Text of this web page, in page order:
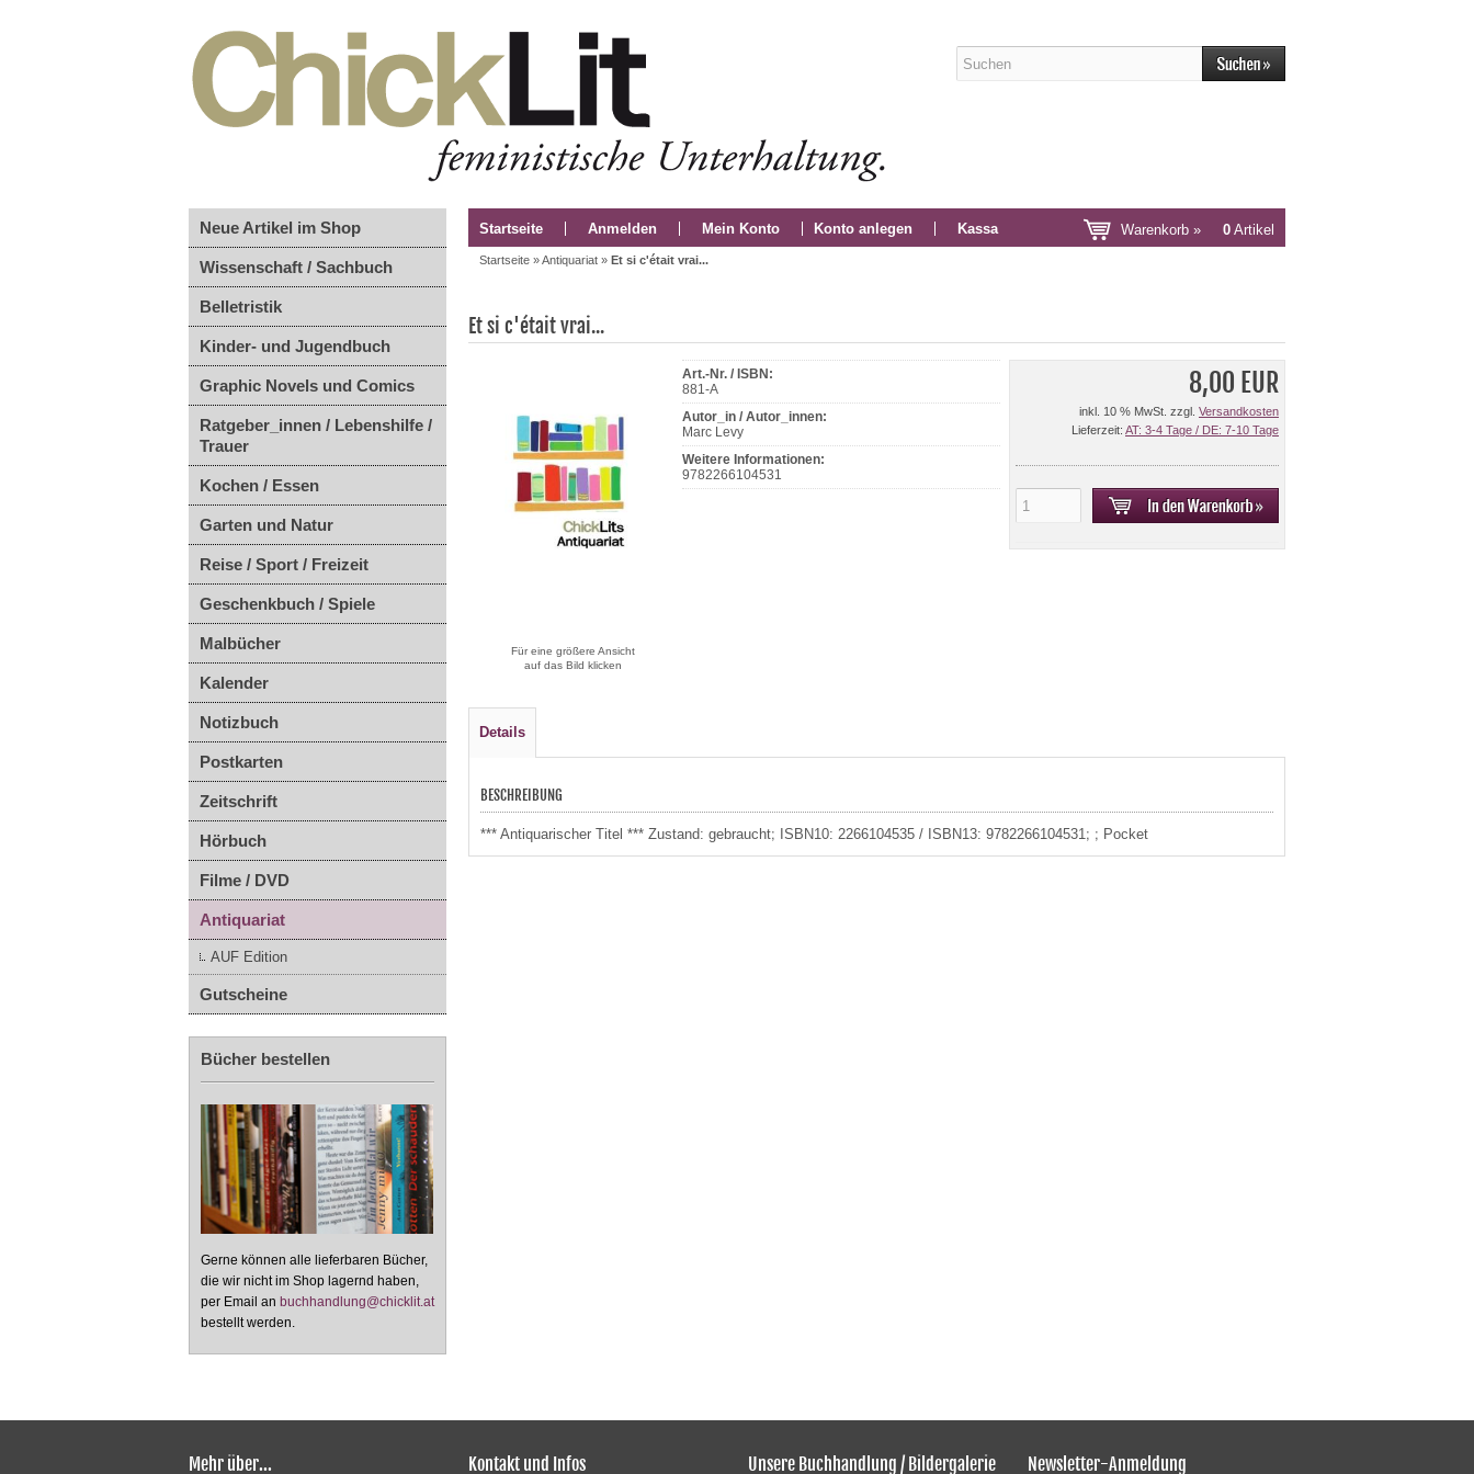
Neue Artikel im Shop
Wissenschaft / Sachbuch
Belletristik
Kinder- und Jugendbuch
Graphic Novels und Comics
Ratgeber_innen / Lebenshilfe /
Trauer
Kochen / Essen
Garten und Natur
Reise / Sport / Freizeit
Geschenkbuch / Spiele
Malbücher
Kalender
Notizbuch
Postkarten
Zeitschrift
Hörbuch
Filme / DVD
Antiquariat
AUF Edition
Gutscheine
Bücher bestellen
Gerne können alle lieferbaren Bücher,
die wir nicht im Shop lagernd haben,
per Email an buchhandlung@chicklit.at
bestellt werden.
Startseite Anmelden Mein Konto Konto anlegen Kassa Warenkorb » 0 Artikel
Startseite »Antiquariat » Et si c'était vrai...
Et si c'était vrai...
Für eine größere Ansicht
auf das Bild klicken
Art.-Nr. / ISBN:
881-A
Autor_in / Autor_innen:
Marc Levy
Weitere Informationen:
9782266104531
8,00 EUR
inkl. 10 % MwSt. zzgl. Versandkosten
Lieferzeit: AT: 3-4 Tage / DE: 7-10 Tage
Details
BESCHREIBUNG
*** Antiquarischer Titel *** Zustand: gebraucht; ISBN10: 2266104535 / ISBN13: 9782266104531; ; Pocket
Mehr über... Kontakt und Infos Unsere Buchhandlung / Bildergalerie Newsletter-Anmeldung